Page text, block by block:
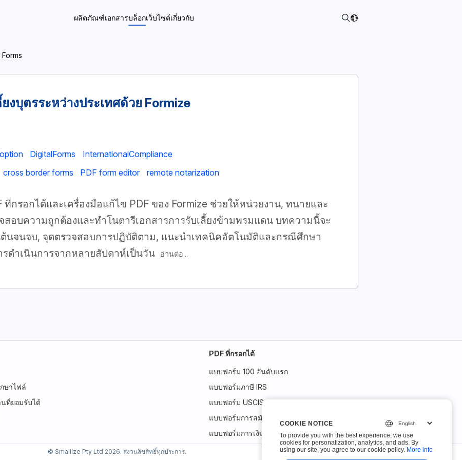
ผลิตภัณฑ์เอกสารบล็อกเว็บไซต์เกี่ยวกับ
งบุตรระหว่างประเทศด้วย Formize
DigitalForms
InternationalCompliance
cross border forms PDF form editor remote notarization
ที่กรอกได้และเครื่องมือแก้ไข PDF ของ Formize ช่วยให้หน่วยงาน, ทนายและ
สอบความถูกต้องและทำโนตารีเอกสารการรับเลี้ยงข้ามพรมแดน บทความนี้จะ
นจนจบ, จุดตรวจสอบการปฏิบัติตาม, แนะนำเทคนิคอัตโนมัติและกรณีศึกษา
รดำเนินการจากหลายสัปดาห์เป็นวัน
อ่านต่อ...
ษาไฟล์
ที่ยอมรับได้
PDF ที่กรอกได้
แบบฟอร์ม 100 อันดับแรก
แบบฟอร์มภาษี IRS
แบบฟอร์ม USCIS
แบบฟอร์มการสมัคร
แบบฟอร์มการเงิน
© Smallize Pty Ltd 2026. สงวนลิขสิทธิ์ทุกประการ.
COOKIE NOTICE
To provide you with the best experience, we use
cookies for personalization, analytics, and ads. By
using our site, you agree to our cookie policy. More info
COOKIE NOTICE
To provide you with the best experience, we use
cookies for personalization, analytics, and ads. By
using our site, you agree to our cookie policy. More info